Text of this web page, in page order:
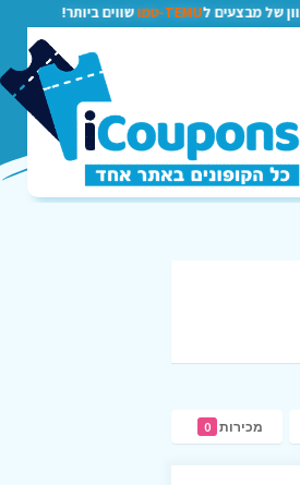
של מבצעים לTEMU-טמו שווים ביותר!
מכירות 0